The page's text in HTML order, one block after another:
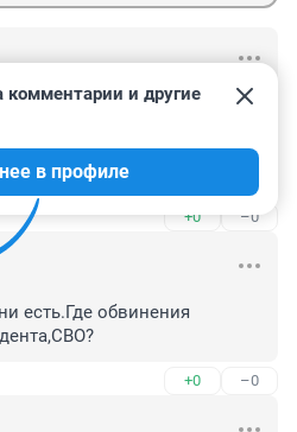
ДОКа не было
до 22.40 ни одного не
минут 40. Хотя
Святителя Филофея
+0 –0
комментарии и другие
в профиле
есть.Где обвинения
+0 –0